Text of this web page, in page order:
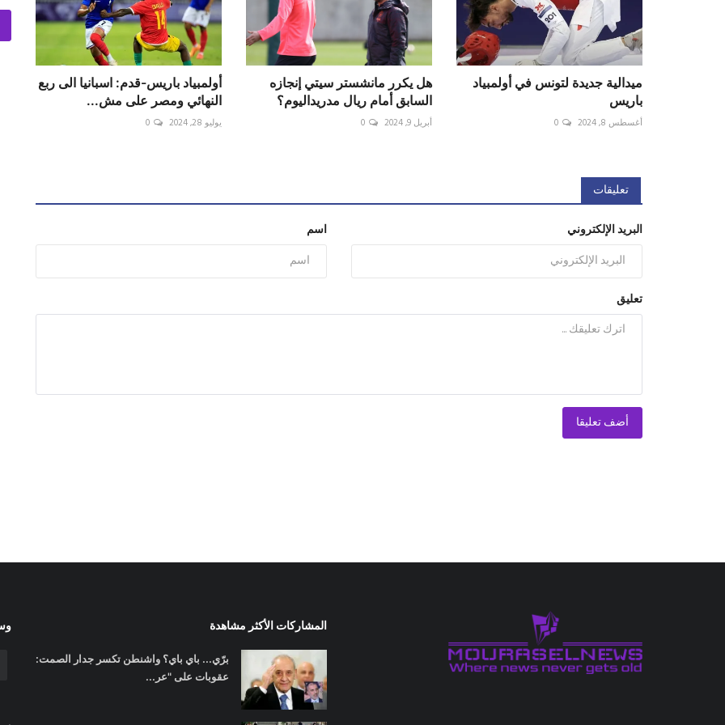
ميدالية جديدة لتونس في أولمبياد
باريس
أغسطس 8, 2024 0
هل يكرر مانشستر سيتي إنجازه
السابق أمام ريال مدريداليوم؟
أبريل 9, 2024 0
أولمبياد باريس-قدم: اسبانيا الى ربع
النهائي ومصر على مش...
يوليو 28, 2024 0
تعليقات
اسم البريد الإلكتروني
تعليق
أضف تعليقا
المشاركات الأكثر مشاهدة
برّي... باي باي؟ واشنطن تكسر جدار الصمت:
عقوبات على "عر...